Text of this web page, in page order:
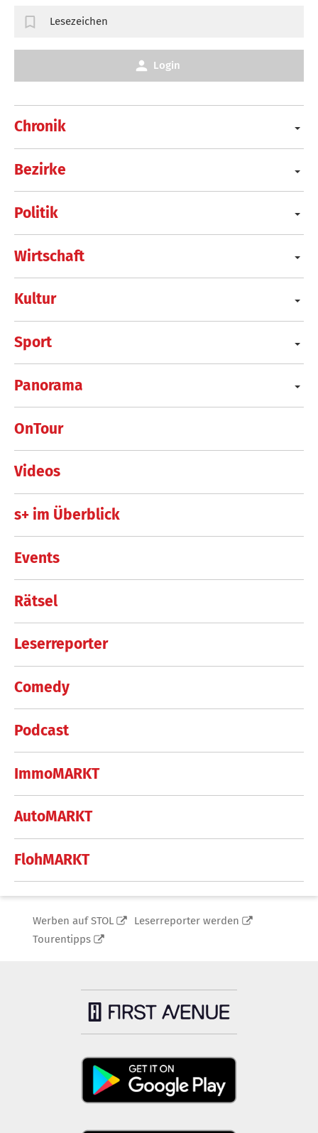
Chronik
Bezirke
Politik
Wirtschaft
Kultur
Sport
Panorama
OnTour
Videos
s+ im Überblick
Events
Rätsel
Leserreporter
Comedy
Podcast
ImmoMARKT
AutoMARKT
FlohMARKT
Lesezeichen
Login
Werben auf STOL
Leserreporter werden
Tourentipps